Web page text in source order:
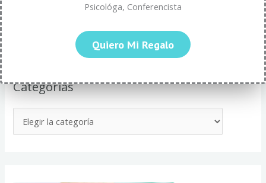
Psicológa, Conferencista
Quiero Mi Regalo
Cómo el Lenguaje y la Neurolingüística Fortalecen tu
Categorías